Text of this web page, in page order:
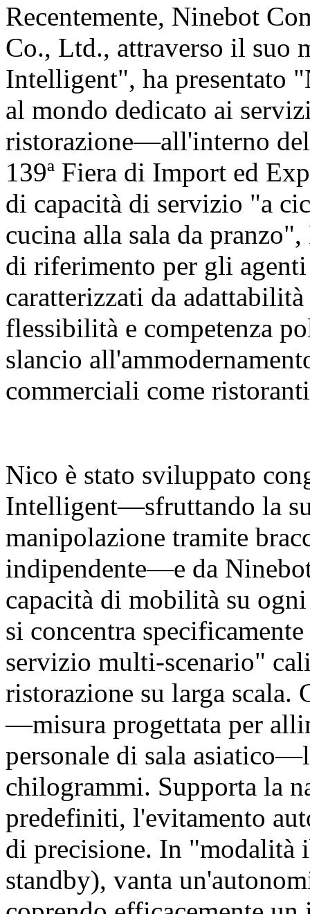
Recentemente, Ninebot
Co., Ltd., attraverso il suo
Intelligent", ha
al mondo dedicato ai
ristorazione—all'interno
139ª Fiera di Import ed
di capacità di servizio "a
cucina alla sala da
di riferimento per gli
caratterizzati da
flessibilità e competenza
slancio
commerciali come
Nico è stato sviluppato
Intelligent—sfruttando la
manipolazione tramite
indipendente—e da
capacità di mobilità su
si concentra
servizio multi-scenario"
ristorazione su larga scala.
—misura progettata per
personale di sala
chilogrammi. Supporta la
predefiniti, l'evitamento
di precisione. In "modalità
standby), vanta